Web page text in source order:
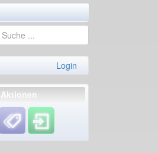
Login
Aktionen